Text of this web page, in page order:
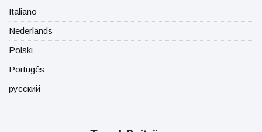
Italiano
Nederlands
Polski
Portugês
русский